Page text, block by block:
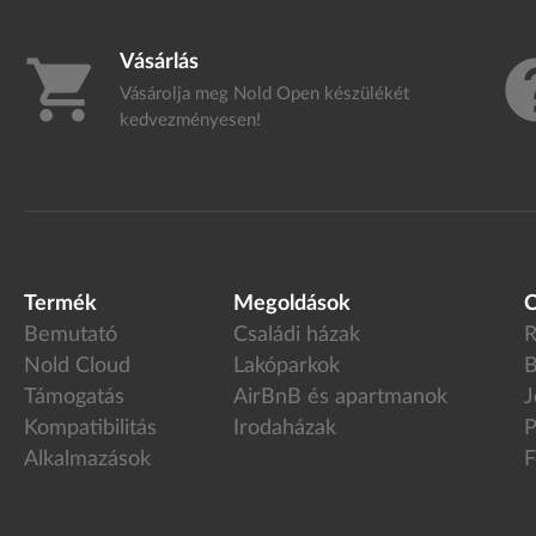
shopping_cart Vásárlás
Vásárolja meg Nold Open készülékét
kedvezményesen!
Termék
Bemutató
Nold Cloud
Támogatás
Kompatibilitás
Alkalmazások
Megoldások
Családi házak
Lakóparkok
AirBnB és apartmanok
Irodaházak